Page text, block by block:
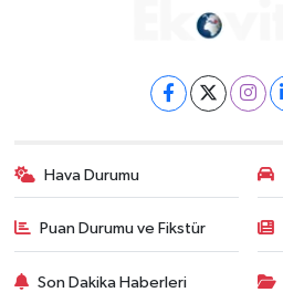
Hava Durumu
Puan Durumu ve Fikstür
Son Dakika Haberleri